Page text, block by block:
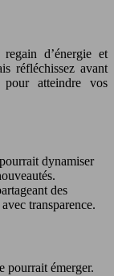
d’énergie et
réfléchissez avant
pour atteindre vos
dynamiser
des
transparence.
pourrait émerger.